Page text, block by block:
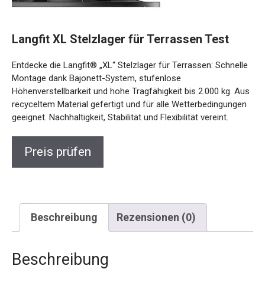
Langfit XL Stelzlager für Terrassen Test
Entdecke die Langfit® „XL“ Stelzlager für Terrassen: Schnelle
Montage dank Bajonett-System, stufenlose
Höhenverstellbarkeit und hohe Tragfähigkeit bis 2.000 kg. Aus
recyceltem Material gefertigt und für alle Wetterbedingungen
geeignet. Nachhaltigkeit, Stabilität und Flexibilität vereint.
Preis prüfen
Beschreibung Rezensionen (0)
Beschreibung